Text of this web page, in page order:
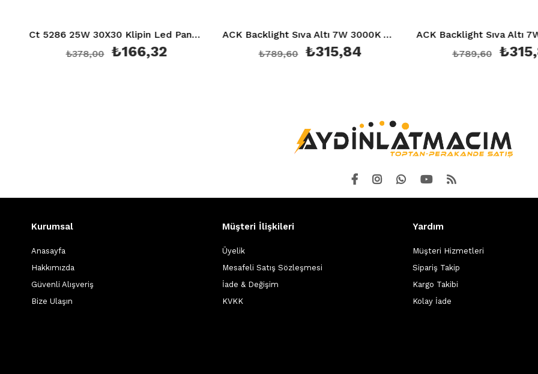
Ct 5286 25W 30X30 Klipin Led Panel Sıva Altı (Beyaz) 6400K
₺166,32
₺378,00
ACK Backlight Sıva Altı 7W 3000K AD05-00700
₺315,84
₺789,60 ₺789,60
Kurumsal
Anasayfa
Hakkımızda
Güvenli Alışveriş
Bize Ulaşın
Müşteri İlişkileri
Üyelik
Mesafeli Satış Sözleşmesi
İade & Değişim
KVKK
Yardım
Müşteri Hizmetleri
Sipariş Takip
Kargo Takibi
Kolay İade